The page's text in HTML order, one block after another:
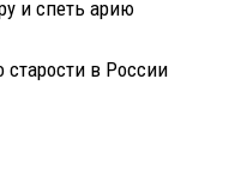
и спеть арию
в России